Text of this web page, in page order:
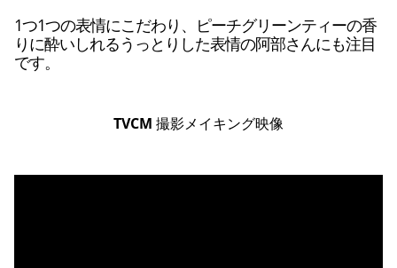
1つ1つの表情にこだわり、ピーチグリーンティーの香
りに酔いしれるうっとりした表情の阿部さんにも注目
です。
TVCM 撮影メイキング映像